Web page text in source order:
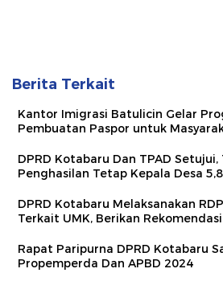
Berita Terkait
Kantor Imigrasi Batulicin Gelar
Pembuatan Paspor untuk
DPRD Kotabaru Dan TPAD
Penghasilan Tetap Kepala Desa
DPRD Kotabaru Melaksanakan
Terkait UMK, Berikan Rekomendasi
Rapat Paripurna DPRD Kotabaru
Propemperda Dan APBD 2024